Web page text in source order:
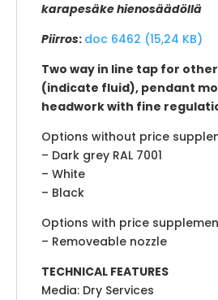
karapesäke hienosäädöllä
Piirros: doc 6462 (15,24 KB)
Two way in line tap for
(indicate fluid), pendant
headwork with fine
Options without price
– Dark grey RAL 7001
– White
– Black
Options with price
– Removeable nozzle
TECHNICAL FEATURES
Media: Dry Services